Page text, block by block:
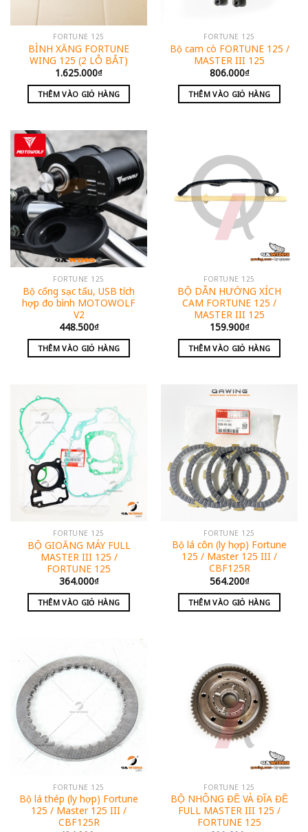
FORTUNE 125
BÌNH XĂNG FORTUNE
WING 125 (2 LỖ BẮT)
1.625.000₫
THÊM VÀO GIỎ HÀNG
FORTUNE 125
Bộ cam cò FORTUNE 125 /
MASTER III 125
806.000₫
THÊM VÀO GIỎ HÀNG
FORTUNE 125
Bộ cổng sạc tẩu, USB tích
hợp đo bình MOTOWOLF
V2
448.500₫
THÊM VÀO GIỎ HÀNG
FORTUNE 125
BỘ DẪN HƯỚNG XÍCH
CAM FORTUNE 125 /
MASTER III 125
159.900₫
THÊM VÀO GIỎ HÀNG
FORTUNE 125
BỘ GIOĂNG MÁY FULL
MASTER III 125 /
FORTUNE 125
364.000₫
THÊM VÀO GIỎ HÀNG
FORTUNE 125
Bộ lá côn (ly hợp) Fortune
125 / Master 125 III /
CBF125R
564.200₫
THÊM VÀO GIỎ HÀNG
FORTUNE 125
Bộ lá thép (ly hợp) Fortune
125 / Master 125 III /
CBF125R
FORTUNE 125
BỘ NHÔNG ĐỀ VÀ ĐĨA ĐỀ
FULL MASTER III 125 /
FORTUNE 125